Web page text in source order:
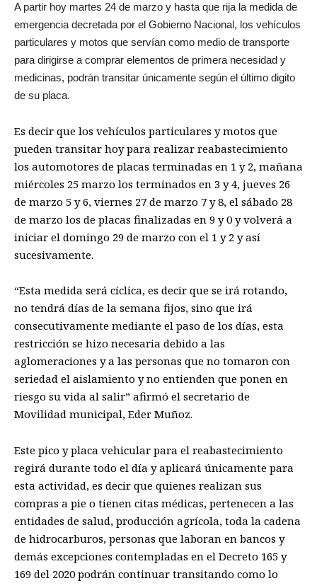
A partir hoy martes 24 de marzo y hasta que rija la medida de
emergencia decretada por el Gobierno Nacional, los vehículos
particulares y motos que servían como medio de transporte
para dirigirse a comprar elementos de primera necesidad y
medicinas, podrán transitar únicamente según el último digito
de su placa.
Es decir que los vehículos particulares y motos que
pueden transitar hoy para realizar reabastecimiento
los automotores de placas terminadas en 1 y 2, mañana
miércoles 25 marzo los terminados en 3 y 4, jueves 26
de marzo 5 y 6, viernes 27 de marzo 7 y 8, el sábado 28
de marzo los de placas finalizadas en 9 y 0 y volverá a
iniciar el domingo 29 de marzo con el 1 y 2 y así
sucesivamente.
“Esta medida será cíclica, es decir que se irá rotando,
no tendrá días de la semana fijos, sino que irá
consecutivamente mediante el paso de los días, esta
restricción se hizo necesaria debido a las
aglomeraciones y a las personas que no tomaron con
seriedad el aislamiento y no entienden que ponen en
riesgo su vida al salir” afirmó el secretario de
Movilidad municipal, Eder Muñoz.
Este pico y placa vehicular para el reabastecimiento
regirá durante todo el día y aplicará únicamente para
esta actividad, es decir que quienes realizan sus
compras a pie o tienen citas médicas, pertenecen a las
entidades de salud, producción agrícola, toda la cadena
de hidrocarburos, personas que laboran en bancos y
demás excepciones contempladas en el Decreto 165 y
169 del 2020 podrán continuar transitando como lo